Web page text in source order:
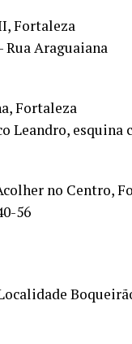
Fortaleza
Araguaiana
Fortaleza
Leandro, esquina
no Centro,
56